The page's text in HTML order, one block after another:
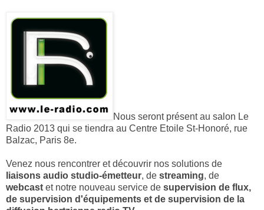
Nous seront présent au salon Le
Radio 2013 qui se tiendra au Centre Etoile St-Honoré, rue
Balzac, Paris 8e.
Venez nous rencontrer et découvrir nos solutions de
liaisons audio studio-émetteur, de streaming, de
webcast et notre nouveau service de supervision de flux,
de supervision d'équipements et de supervision de la